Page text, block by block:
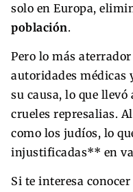
solo en Europa,
población.
Pero lo más
autoridades médicas
su causa, lo que
crueles represalias.
como los judíos, lo
injustificadas** en
Si te interesa